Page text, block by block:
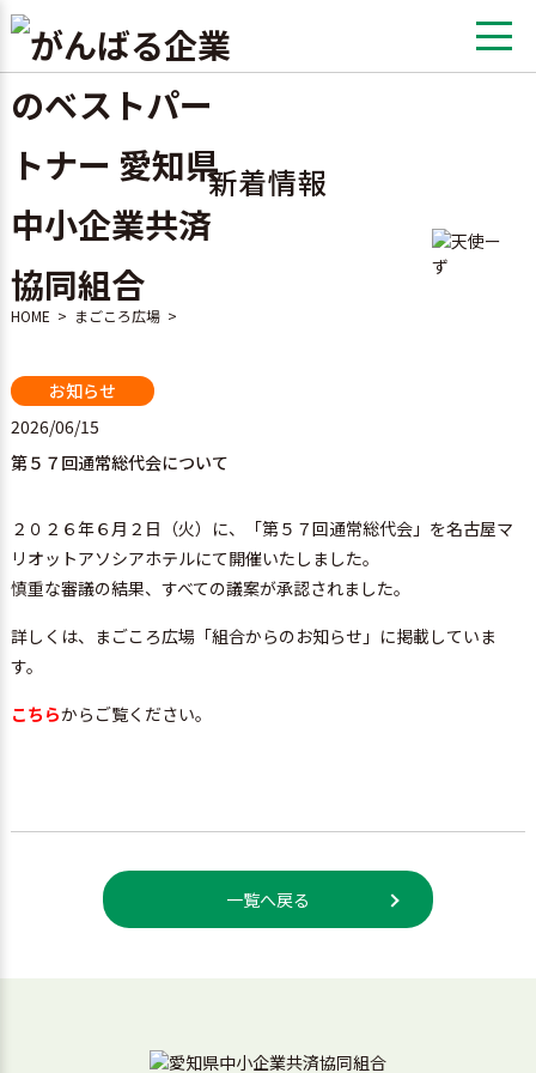
新着情報
HOME > まごころ広場>
お知らせ
2026/06/15
第５７回通常総代会について
２０２６年６月２日（火）に、「第５７回通常総代会」を名古屋マ
リオットアソシアホテルにて開催いたしました。
慎重な審議の結果、すべての議案が承認されました。
詳しくは、まごころ広場「組合からのお知らせ」に掲載していま
す。
こちらからご覧ください。
一覧へ戻る